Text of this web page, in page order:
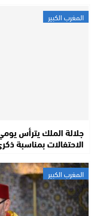
المغرب الكبير
جلالة الملك يترأس
الاحتفالات بمناسبة
المغرب الكبير